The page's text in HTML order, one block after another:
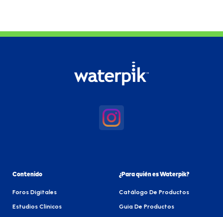
Contenido
Foros Digitales
Estudios Clinicos
¿Para quién es Waterpik?
Catálogo De Productos
Guia De Productos